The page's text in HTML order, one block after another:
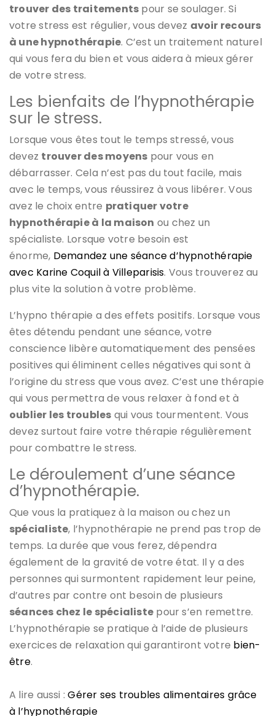
trouver des traitements pour se soulager. Si
votre stress est régulier, vous devez avoir recours
à une hypnothérapie. C’est un traitement naturel
qui vous fera du bien et vous aidera à mieux gérer
de votre stress.
Les bienfaits de l’hypnothérapie
sur le stress.
Lorsque vous êtes tout le temps stressé, vous
devez trouver des moyens pour vous en
débarrasser. Cela n’est pas du tout facile, mais
avec le temps, vous réussirez à vous libérer. Vous
avez le choix entre pratiquer votre
hypnothérapie à la maison ou chez un
spécialiste. Lorsque votre besoin est
énorme, Demandez une séance d’hypnothérapie
avec Karine Coquil à Villeparisis. Vous trouverez au
plus vite la solution à votre problème.
L’hypno thérapie a des effets positifs. Lorsque vous
êtes détendu pendant une séance, votre
conscience libère automatiquement des pensées
positives qui éliminent celles négatives qui sont à
l’origine du stress que vous avez. C’est une thérapie
qui vous permettra de vous relaxer à fond et à
oublier les troubles qui vous tourmentent. Vous
devez surtout faire votre thérapie régulièrement
pour combattre le stress.
Le déroulement d’une séance
d’hypnothérapie.
Que vous la pratiquez à la maison ou chez un
spécialiste, l’hypnothérapie ne prend pas trop de
temps. La durée que vous ferez, dépendra
également de la gravité de votre état. Il y a des
personnes qui surmontent rapidement leur peine,
d’autres par contre ont besoin de plusieurs
séances chez le spécialiste pour s’en remettre.
L’hypnothérapie se pratique à l’aide de plusieurs
exercices de relaxation qui garantiront votre bien-
être.
A lire aussi :Gérer ses troubles alimentaires grâce
à l’hypnothérapie